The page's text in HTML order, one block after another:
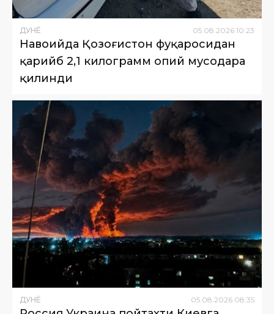
ДУНË 05.08.2026 10:23
Навоийда Қозоғистон фуқаросидан
қарийб 2,1 килограмм опий мусодара
қилинди
ДУНË 05.08.2026 08:35